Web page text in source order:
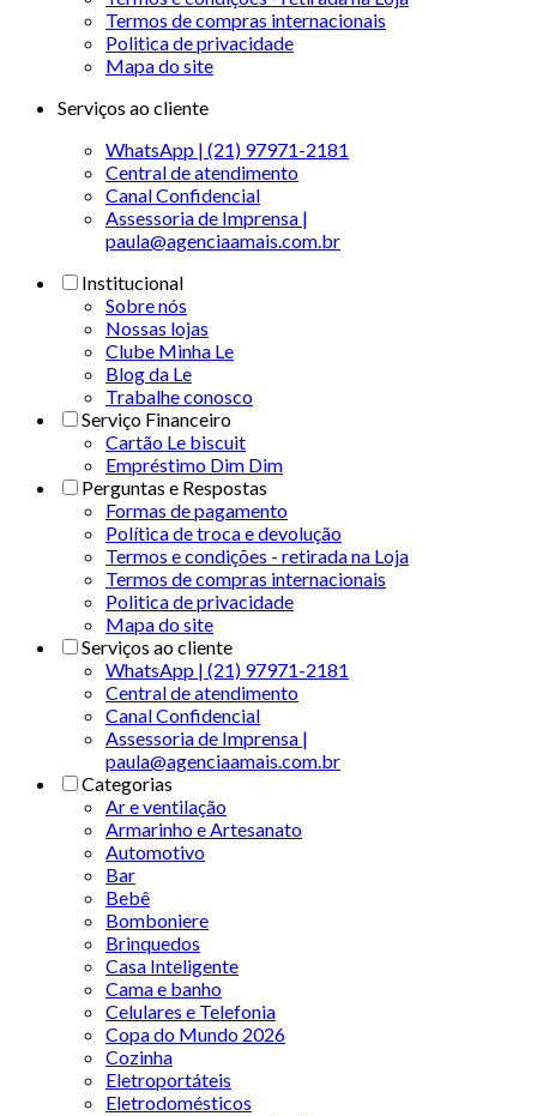
Termos de compras internacionais
Politica de privacidade
Mapa do site
Serviços ao cliente
WhatsApp | (21) 97971-2181
Central de atendimento
Canal Confidencial
Assessoria de Imprensa |
paula@agenciaamais.com.br
Institucional
Sobre nós
Nossas lojas
Clube Minha Le
Blog da Le
Trabalhe conosco
Serviço Financeiro
Cartão Le biscuit
Empréstimo Dim Dim
Perguntas e Respostas
Formas de pagamento
Política de troca e devolução
Termos e condições - retirada na Loja
Termos de compras internacionais
Politica de privacidade
Mapa do site
Serviços ao cliente
WhatsApp | (21) 97971-2181
Central de atendimento
Canal Confidencial
Assessoria de Imprensa |
paula@agenciaamais.com.br
Categorias
Ar e ventilação
Armarinho e Artesanato
Automotivo
Bar
Bebê
Bomboniere
Brinquedos
Casa Inteligente
Cama e banho
Celulares e Telefonia
Copa do Mundo 2026
Cozinha
Eletroportáteis
Eletrodomésticos